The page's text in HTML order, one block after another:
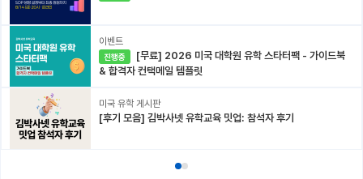
이벤트
진행중
& 합격자 컨택메일 템플릿
미국 유학 게시판
[후기 모음] 김박사넷 유학교육 밋업: 참석자 후기